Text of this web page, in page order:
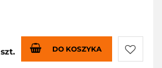
szt. DO KOSZYKA